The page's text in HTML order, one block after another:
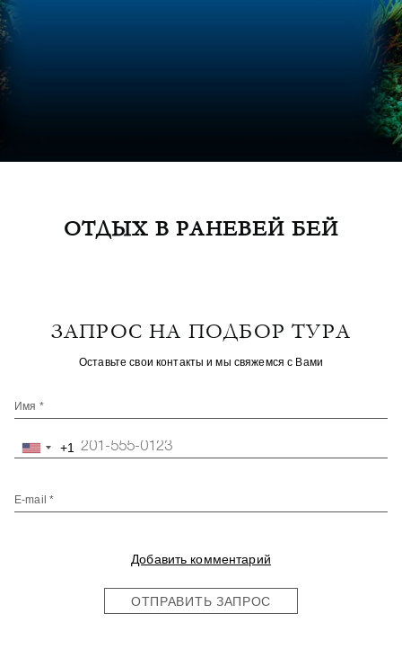
ОТДЫХ В РАНЕВЕЙ БЕЙ
ЗАПРОС НА ПОДБОР ТУРА
Оставьте свои контакты и мы свяжемся с Вами
Имя *
United+1
E-mail *
Добавить комментарий
ОТПРАВИТЬ ЗАПРОС